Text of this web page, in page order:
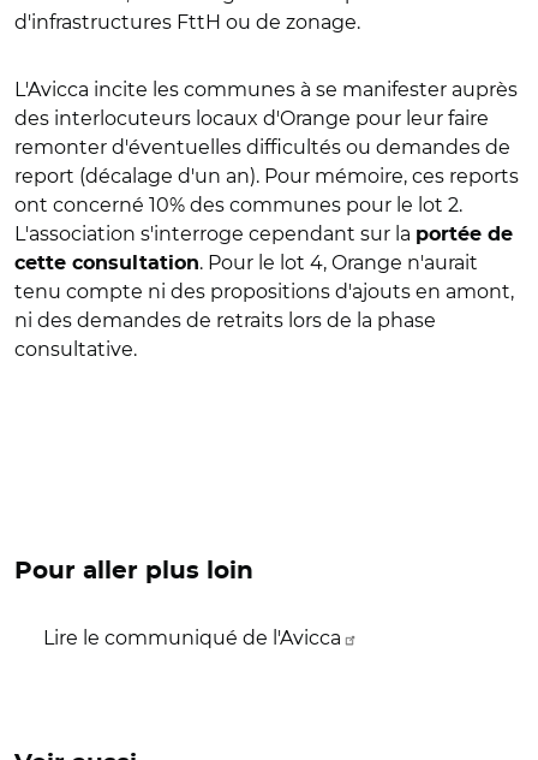
d'infrastructures FttH ou de zonage.
L'Avicca incite les communes à se manifester auprès
des interlocuteurs locaux d'Orange pour leur faire
remonter d'éventuelles difficultés ou demandes de
report (décalage d'un an). Pour mémoire, ces reports
ont concerné 10% des communes pour le lot 2.
L'association s'interroge cependant sur la portée de
cette consultation. Pour le lot 4, Orange n'aurait
tenu compte ni des propositions d'ajouts en amont,
ni des demandes de retraits lors de la phase
consultative.
Pour aller plus loin
Lire le communiqué de l'Avicca